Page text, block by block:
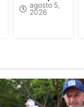
agosto 5,
2026